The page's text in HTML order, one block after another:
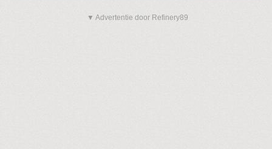
▼ Advertentie door Refinery89